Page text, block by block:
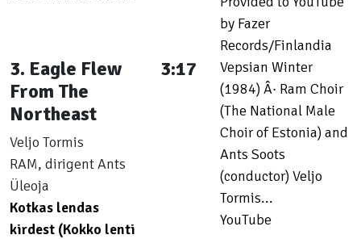
3. Eagle Flew
From The
Northeast
Veljo Tormis
RAM, dirigent Ants
Üleoja
Kotkas lendas
kirdest (Kokko lenti
3:17
by Fazer
Records/Finlandia
Vepsian Winter
(1984) Â· Ram Choir
(The National Male
Choir of Estonia) and
Ants Soots
(conductor) Veljo
Tormis...
YouTube